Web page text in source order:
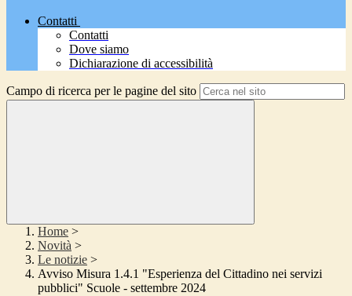
Contatti
Contatti
Dove siamo
Dichiarazione di accessibilità
Campo di ricerca per le pagine del sito
Home >
Novità >
Le notizie >
Avviso Misura 1.4.1 "Esperienza del Cittadino nei servizi
pubblici" Scuole - settembre 2024